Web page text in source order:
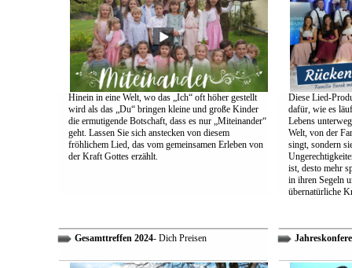
Hinein in eine Welt, wo das „Ich“ oft höher gestellt
wird als das „Du“ bringen kleine und große Kinder
die ermutigende Botschaft, dass es nur „Miteinander“
geht. Lassen Sie sich anstecken von diesem
fröhlichem Lied, das vom gemeinsamen Erleben von
der Kraft Gottes erzählt.
Diese Lied-
dafür, wie es
Lebens
Welt, von der
singt, sondern
ist, desto mehr
in ihren Segeln
übernatürliche
Gesamttreffen 2024- Dich Preisen